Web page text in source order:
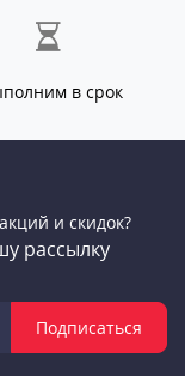
в срок
и скидок?
рассылку
Подписаться